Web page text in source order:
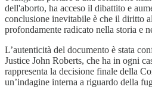
dell'aborto, ha acceso il dibattito e
conclusione inevitabile è che il diritto
profondamente radicato nella storia e
L’autenticità del documento è stata
Justice John Roberts, che ha in ogni
rappresenta la decisione finale della
un’indagine interna a riguardo della